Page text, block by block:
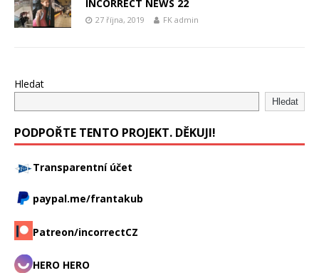
INCORRECT NEWS 22
27 října, 2019 FK admin
Hledat
Hledat
PODPOŘTE TENTO PROJEKT. DĚKUJI!
Transparentní účet
paypal.me/frantakub
Patreon/incorrectCZ
HERO HERO